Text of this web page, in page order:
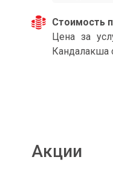
Стоимость
Цена за
Кандалакша
Акции